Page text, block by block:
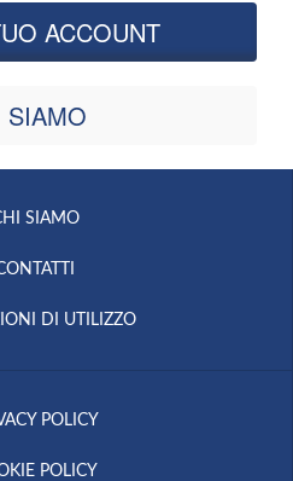
ACCOUNT
SIAMO
SIAMO
DI UTILIZZO
POLICY
POLICY